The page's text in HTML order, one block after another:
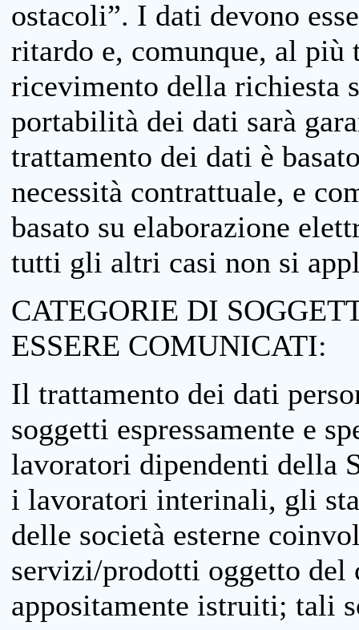
ostacoli”. I dati devono
ritardo e, comunque, al più
ricevimento della richiesta
portabilità dei dati sarà
trattamento dei dati è
necessità contrattuale, e
basato su elaborazione
tutti gli altri casi non si
CATEGORIE DI
ESSERE COMUNICATI:
Il trattamento dei dati
soggetti espressamente e
lavoratori dipendenti della
i lavoratori interinali, gli
delle società esterne
servizi/prodotti oggetto
appositamente istruiti; tali